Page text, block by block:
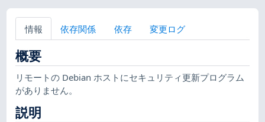
情報 依存関係 依存 変更ログ
概要
リモートの Debian ホストにセキュリティ更新プログラム
がありません。
説明